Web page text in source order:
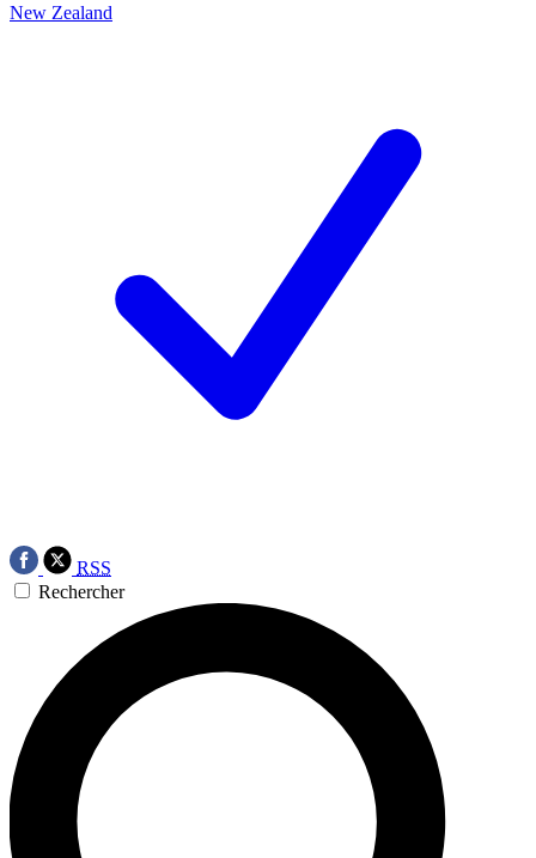
New Zealand
RSS
Rechercher